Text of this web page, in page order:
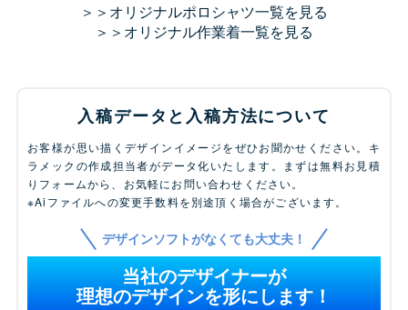
＞＞オリジナルポロシャツ一覧を見る
＞＞オリジナル作業着一覧を見る
入稿データと入稿方法について
お客様が思い描くデザインイメージをぜひお聞かせください。キ
ラメックの作成担当者がデータ化いたします。まずは無料お見積
りフォームから、お気軽にお問い合わせください。
※Aiファイルへの変更手数料を別途頂く場合がございます。
デザインソフトがなくても大丈夫！
当社のデザイナーが
理想のデザインを形にします！